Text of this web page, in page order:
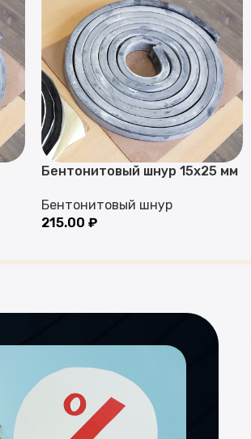
Бентонитовый шнур 15х25 мм
Бентонитовый шнур
215.00₽